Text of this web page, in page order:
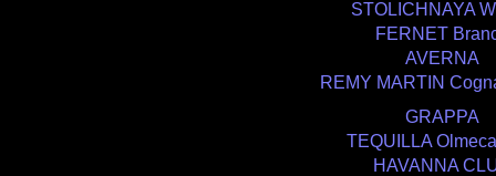
STOLICHNAYA
FERNET
AVERNA
REMY MARTIN
GRAPPA
TEQUILLA
HAVANNA